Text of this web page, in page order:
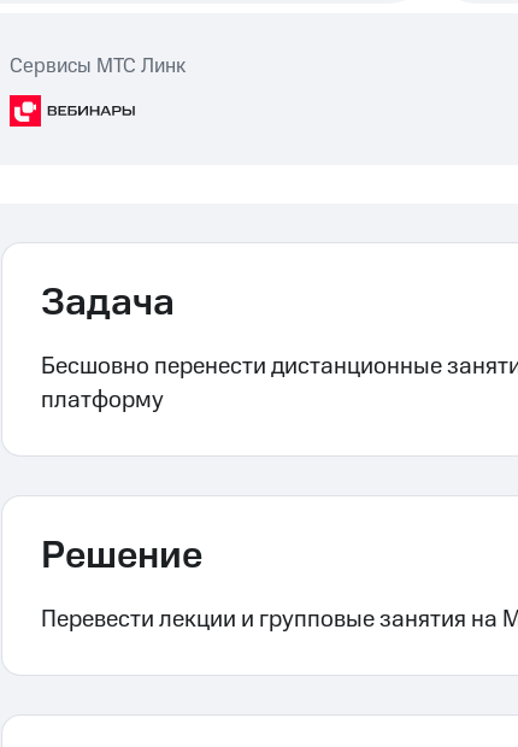
Сервисы МТС Линк
Задача
Бесшовно перенести дистанционные
платформу
Решение
Перевести лекции и групповые занятия на